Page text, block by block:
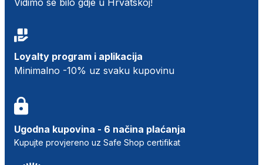
Loyalty program i aplikacija
Minimalno -10% uz svaku kupovinu
Ugodna kupovina - 6 načina plaćanja
Kupujte provjereno uz Safe Shop certifikat